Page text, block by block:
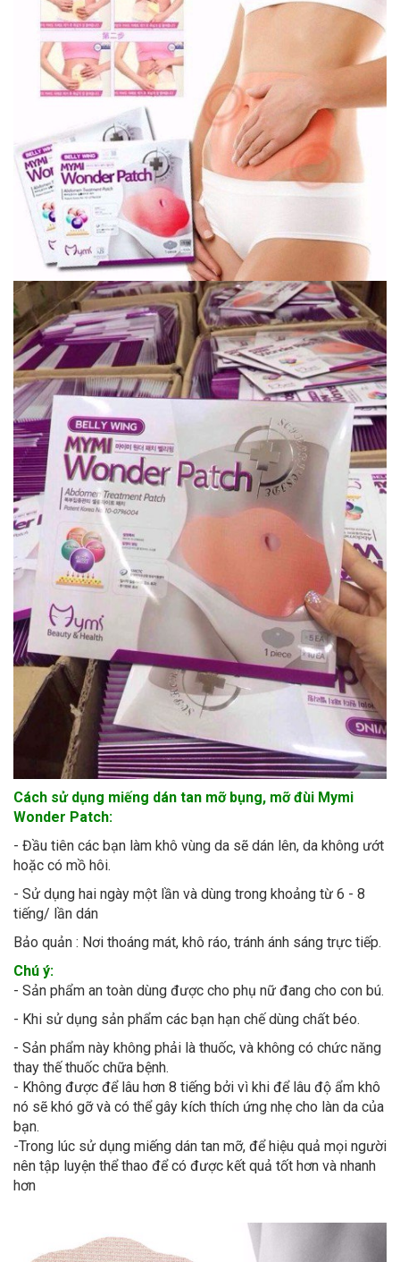
Cách sử dụng miếng dán tan mỡ bụng, mỡ đùi Mymi
Wonder Patch:
- Đầu tiên các bạn làm khô vùng da sẽ dán lên, da không ướt
hoặc có mồ hôi.
- Sử dụng hai ngày một lần và dùng trong khoảng từ 6 - 8
tiếng/ lần dán
Bảo quản : Nơi thoáng mát, khô ráo, tránh ánh sáng trực tiếp.
Chú ý:
- Sản phẩm an toàn dùng được cho phụ nữ đang cho con bú.
- Khi sử dụng sản phẩm các bạn hạn chế dùng chất béo.
- Sản phẩm này không phải là thuốc, và không có chức năng
thay thế thuốc chữa bệnh.
- Không được để lâu hơn 8 tiếng bởi vì khi để lâu độ ẩm khô
nó sẽ khó gỡ và có thể gây kích thích ứng nhẹ cho làn da của
bạn.
-Trong lúc sử dụng miếng dán tan mỡ, để hiệu quả mọi người
nên tập luyện thể thao để có được kết quả tốt hơn và nhanh
hơn